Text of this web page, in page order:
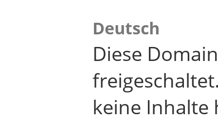
Deutsch
Diese
keine Inhalte